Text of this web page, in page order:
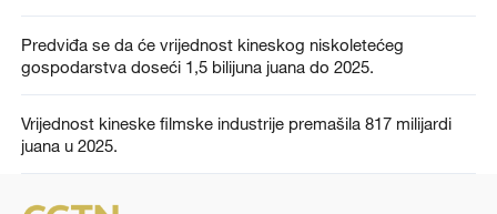
Predviđa se da će vrijednost kineskog niskoletećeg
gospodarstva doseći 1,5 bilijuna juana do 2025.
Vrijednost kineske filmske industrije premašila 817 milijardi
juana u 2025.